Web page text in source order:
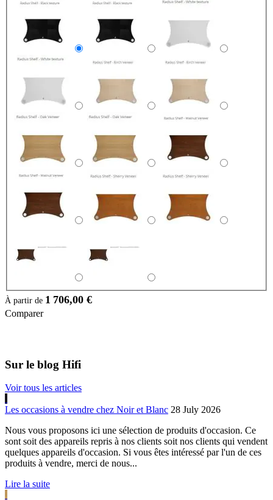
À partir de 1 706,00 €
Comparer
Sur le blog Hifi
Voir tous les articles
Les occasions à vendre chez Noir et Blanc 28 July 2026
Nous vous proposons ici une sélection de produits d'occasion. Ce
sont soit des appareils repris à nos clients soit nos clients qui vendent
quelques appareils d'occasion. Si vous êtes intéressé par l'un de ces
produits à vendre, merci de nous...
Lire la suite